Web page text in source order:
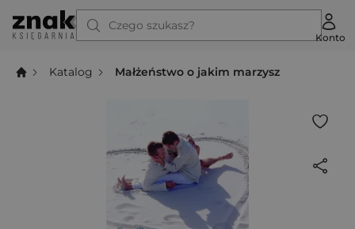
Czego szukasz?
Konto
Katalog Małżeństwo o jakim marzysz